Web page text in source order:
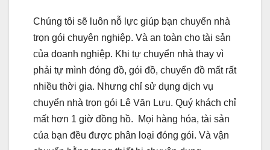
Chúng tôi sẽ luôn nỗ lực giúp bạn chuyển nhà
trọn gói chuyên nghiệp. Và an toàn cho tài sản
của doanh nghiệp. Khi tự chuyển nhà thay vì
phải tự mình đóng đồ, gói đồ, chuyển đồ mất rất
nhiều thời gia. Nhưng chỉ sử dụng dịch vụ
chuyển nhà trọn gói Lê Văn Lưu. Quý khách chỉ
mất hơn 1 giờ đồng hồ. Mọi hàng hóa, tài sản
của bạn đều được phân loại đóng gói. Và vận